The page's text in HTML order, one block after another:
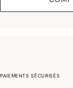
PAIEMENTS SÉCURISÉS